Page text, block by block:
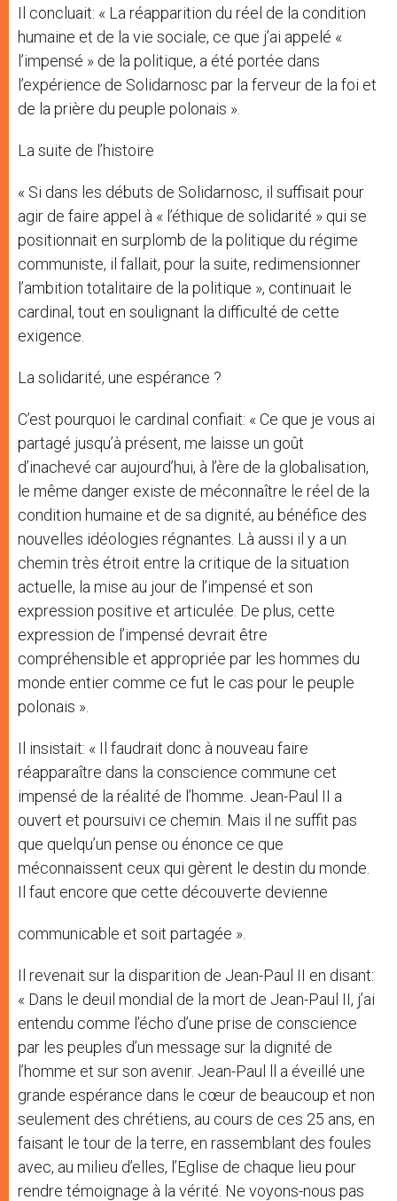
Il concluait: « La réapparition du réel de la condition
humaine et de la vie sociale, ce que j’ai appelé «
l’impensé » de la politique, a été portée dans
l’expérience de Solidarnosc par la ferveur de la foi et
de la prière du peuple polonais ».
La suite de l’histoire
« Si dans les débuts de Solidarnosc, il suffisait pour
agir de faire appel à « l’éthique de solidarité » qui se
positionnait en surplomb de la politique du régime
communiste, il fallait, pour la suite, redimensionner
l’ambition totalitaire de la politique », continuait le
cardinal, tout en soulignant la difficulté de cette
exigence.
La solidarité, une espérance ?
C’est pourquoi le cardinal confiait: « Ce que je vous ai
partagé jusqu’à présent, me laisse un goût
d’inachevé car aujourd’hui, à l’ère de la globalisation,
le même danger existe de méconnaître le réel de la
condition humaine et de sa dignité, au bénéfice des
nouvelles idéologies régnantes. Là aussi il y a un
chemin très étroit entre la critique de la situation
actuelle, la mise au jour de l’impensé et son
expression positive et articulée. De plus, cette
expression de l’impensé devrait être
compréhensible et appropriée par les hommes du
monde entier comme ce fut le cas pour le peuple
polonais ».
Il insistait: « Il faudrait donc à nouveau faire
réapparaître dans la conscience commune cet
impensé de la réalité de l’homme. Jean-Paul II a
ouvert et poursuivi ce chemin. Mais il ne suffit pas
que quelqu’un pense ou énonce ce que
méconnaissent ceux qui gèrent le destin du monde.
Il faut encore que cette découverte devienne
communicable et soit partagée ».
Il revenait sur la disparition de Jean-Paul II en disant:
« Dans le deuil mondial de la mort de Jean-Paul II, j’ai
entendu comme l’écho d’une prise de conscience
par les peuples d’un message sur la dignité de
l’homme et sur son avenir. Jean-Paul ll a éveillé une
grande espérance dans le cœur de beaucoup et non
seulement des chrétiens, au cours de ces 25 ans, en
faisant le tour de la terre, en rassemblant des foules
avec, au milieu d’elles, l’Eglise de chaque lieu pour
rendre témoignage à la vérité. Ne voyons-nous pas